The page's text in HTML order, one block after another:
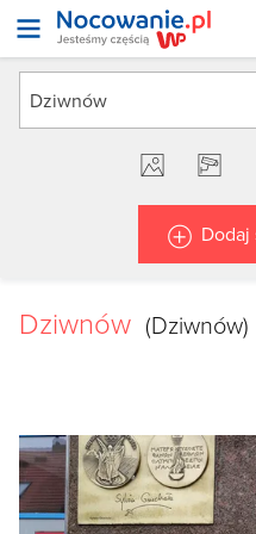
Dodaj
Dziwnów (Dziwnów)